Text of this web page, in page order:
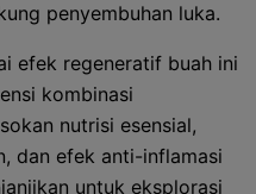
penyembuhan luka.
efek regeneratif buah ini
kombinasi
nutrisi esensial,
dan efek anti-inflamasi
untuk eksplorasi